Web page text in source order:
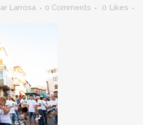
Larrosa 0 Comments 0 Likes